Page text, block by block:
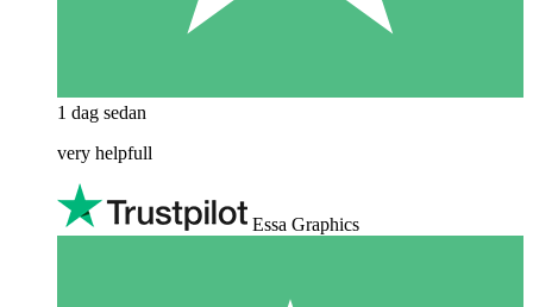
1 dag sedan
very helpfull
Essa Graphics